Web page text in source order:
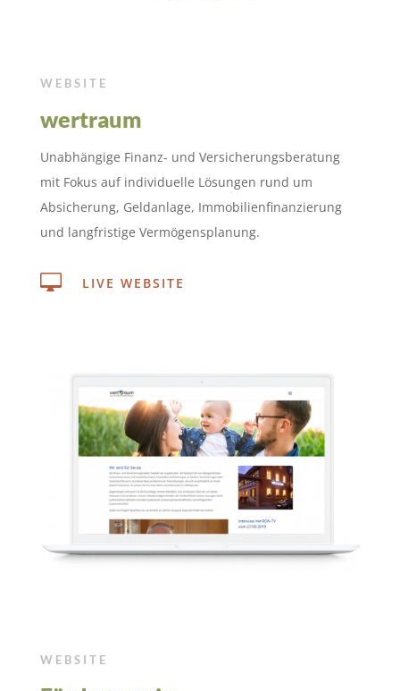
WEBSITE
wertraum
Unabhängige Finanz- und Versicherungsberatung
mit Fokus auf individuelle Lösungen rund um
Absicherung, Geldanlage, Immobilienfinanzierung
und langfristige Vermögensplanung.
 LIVE WEBSITE
WEBSITE